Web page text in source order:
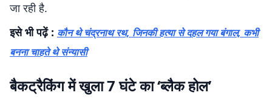
जा रही है.
इसे भी पढ़ें : कौन थे चंद्रनाथ रथ, जिनकी हत्या से दहल गया बंगाल, कभी
बनना चाहते थे संन्यासी
बैकट्रैकिंग में खुला 7 घंटे का ‘ब्लैक होल’